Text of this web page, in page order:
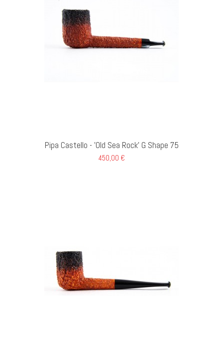
Pipa Castello - 'Old Sea Rock' G Shape 75
450,00 €